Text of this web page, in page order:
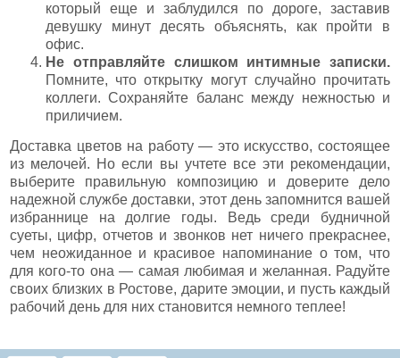
который еще и заблудился по дороге, заставив
девушку минут десять объяснять, как пройти в
офис.
Не отправляйте слишком интимные записки.
Помните, что открытку могут случайно прочитать
коллеги. Сохраняйте баланс между нежностью и
приличием.
Доставка цветов на работу — это искусство, состоящее
из мелочей. Но если вы учтете все эти рекомендации,
выберите правильную композицию и доверите дело
надежной службе доставки, этот день запомнится вашей
избраннице на долгие годы. Ведь среди будничной
суеты, цифр, отчетов и звонков нет ничего прекраснее,
чем неожиданное и красивое напоминание о том, что
для кого-то она — самая любимая и желанная. Радуйте
своих близких в Ростове, дарите эмоции, и пусть каждый
рабочий день для них становится немного теплее!